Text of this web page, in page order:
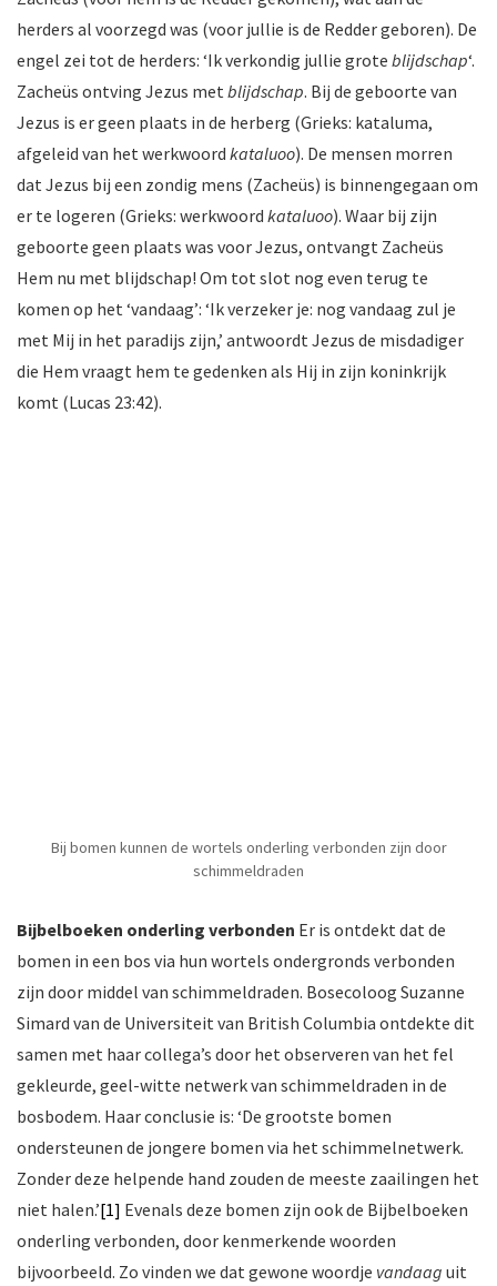
herders al voorzegd was (voor jullie is de Redder geboren). De
engel zei tot de herders: ‘Ik verkondig jullie grote blijdschap‘.
Zacheüs ontving Jezus met blijdschap. Bij de geboorte van
Jezus is er geen plaats in de herberg (Grieks: kataluma,
afgeleid van het werkwoord kataluoo). De mensen morren
dat Jezus bij een zondig mens (Zacheüs) is binnengegaan om
er te logeren (Grieks: werkwoord kataluoo). Waar bij zijn
geboorte geen plaats was voor Jezus, ontvangt Zacheüs
Hem nu met blijdschap! Om tot slot nog even terug te
komen op het ‘vandaag’: ‘Ik verzeker je: nog vandaag zul je
met Mij in het paradijs zijn,’ antwoordt Jezus de misdadiger
die Hem vraagt hem te gedenken als Hij in zijn koninkrijk
komt (Lucas 23:42).
Bij bomen kunnen de wortels onderling verbonden zijn door
schimmeldraden
Bijbelboeken onderling verbonden Er is ontdekt dat de
bomen in een bos via hun wortels ondergronds verbonden
zijn door middel van schimmeldraden. Bosecoloog Suzanne
Simard van de Universiteit van British Columbia ontdekte dit
samen met haar collega’s door het observeren van het fel
gekleurde, geel-witte netwerk van schimmeldraden in de
bosbodem. Haar conclusie is: ‘De grootste bomen
ondersteunen de jongere bomen via het schimmelnetwerk.
Zonder deze helpende hand zouden de meeste zaailingen het
niet halen.’[1] Evenals deze bomen zijn ook de Bijbelboeken
onderling verbonden, door kenmerkende woorden
bijvoorbeeld. Zo vinden we dat gewone woordje vandaag uit